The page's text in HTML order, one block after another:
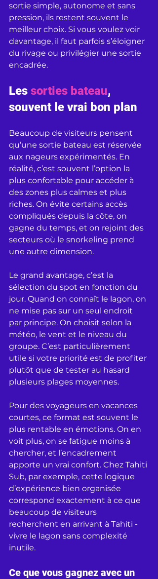
sortie simple, autonome et sans
pression, ils restent souvent le
meilleur choix. Si vous voulez voir
davantage, il faut parfois s’éloigner
du rivage ou privilégier une sortie
encadrée.
Les sorties bateau,
souvent le vrai bon plan
Beaucoup de visiteurs pensent
qu’une sortie bateau est réservée
aux nageurs expérimentés. En
réalité, c’est souvent l’option la
plus confortable pour accéder à
des zones plus calmes et plus
riches. On évite certains accès
compliqués depuis la côte, on
gagne du temps, et on rejoint des
secteurs où le snorkeling prend
une autre dimension.
Le grand avantage, c’est la
sélection du spot en fonction du
jour. Quand on connaît le lagon, on
ne mise pas sur un seul endroit
par principe. On choisit selon la
météo, le vent et le niveau du
groupe. C’est particulièrement
utile si votre priorité est de profiter
plutôt que de tester au hasard
plusieurs plages moyennes.
Pour des voyageurs en vacances
courtes, ce format est souvent le
plus rentable en émotions. On en
voit plus, on se fatigue moins à
chercher, et l’encadrement
apporte un vrai confort. Chez Tahiti
Sub, par exemple, cette logique
d’expérience bien organisée
correspond exactement à ce que
beaucoup de visiteurs
recherchent en arrivant à Tahiti -
vivre le lagon sans complexité
inutile.
Ce que vous gagnez avec un